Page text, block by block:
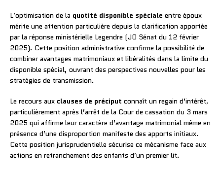
L’optimisation de la quotité disponible spéciale entre époux
mérite une attention particulière depuis la clarification apportée
par la réponse ministérielle Legendre (JO Sénat du 12 février
2025). Cette position administrative confirme la possibilité de
combiner avantages matrimoniaux et libéralités dans la limite du
disponible spécial, ouvrant des perspectives nouvelles pour les
stratégies de transmission.
Le recours aux clauses de préciput connaît un regain d’intérêt,
particulièrement après l’arrêt de la Cour de cassation du 3 mars
2025 qui affirme leur caractère d’avantage matrimonial même en
présence d’une disproportion manifeste des apports initiaux.
Cette position jurisprudentielle sécurise ce mécanisme face aux
actions en retranchement des enfants d’un premier lit.